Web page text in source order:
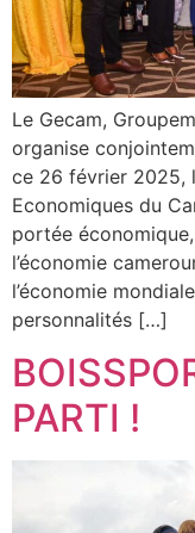
Le Gecam,
organise
ce 26 février 2025,
Economiques du
portée
l’économie
l’économie
personnalités […]
PARTI !